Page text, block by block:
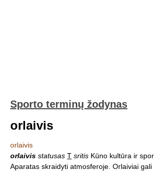
Sporto terminų žodynas
orlaivis
orlaivis
orlaivis statusas T sritis Kūno kultūra ir
Aparatas skraidyti atmosferoje. Orlaiviai gali